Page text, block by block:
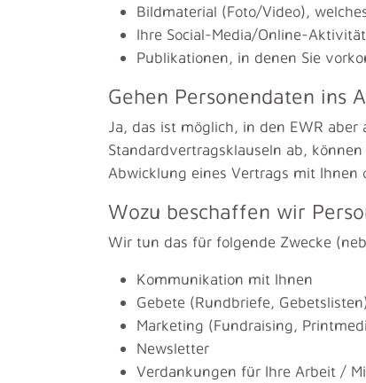
Bildmaterial (Foto/Video),
Ihre Social-Media/Online-
Publikationen, in denen Sie
Gehen Personendaten ins
Ja, das ist möglich, in den EWR
Standardvertragsklauseln ab,
Abwicklung eines Vertrags mit Ihnen
Wozu beschaffen wir
Wir tun das für folgende Zwecke
Kommunikation mit Ihnen
Gebete (Rundbriefe,
Marketing (Fundraising,
Newsletter
Verdankungen für Ihre Arbeit /